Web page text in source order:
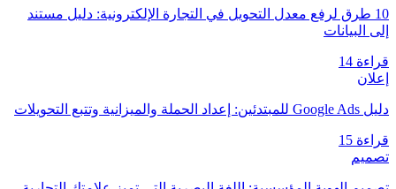
10 طرق لرفع معدل التحويل في التجارة الإلكترونية: دليل مستند
إلى البيانات
قراءة 14
إعلان
دليل Google Ads للمبتدئين: إعداد الحملة والميزانية وتتبع التحويلات
قراءة 15
تصميم